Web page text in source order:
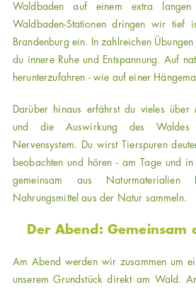
Waldbaden auf einem extra
Waldbaden-Stationen dringen wir tief
Brandenburg ein. In zahlreichen
du innere Ruhe und Entspannung. Auf
herunterzufahren - wie auf einer
Darüber hinaus erfährst du vieles über
und die Auswirkung des Waldes
Nervensystem. Du wirst Tierspuren
beobachten und hören - am Tage und
gemeinsam aus Naturmaterialien
Nahrungsmittel aus der Natur sammeln.
Der Abend: Gemeinsam
Am Abend werden wir zusammen um
unserem Grundstück direkt am Wald.